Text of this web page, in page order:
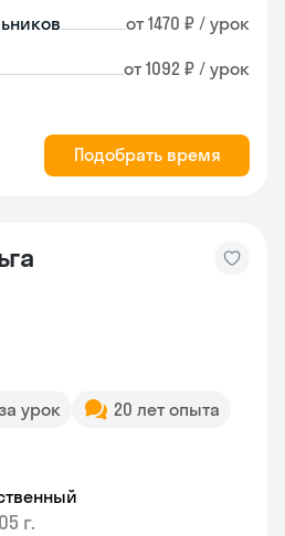
от 1470 ₽ / урок
от 1092 ₽ / урок
Подобрать время
урок
20 лет опыта
г.